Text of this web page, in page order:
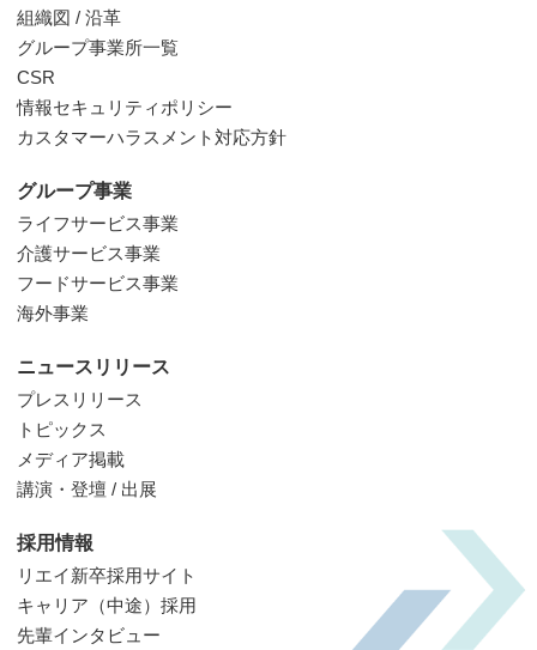
組織図 / 沿革
グループ事業所一覧
CSR
情報セキュリティポリシー
カスタマーハラスメント対応方針
グループ事業
ライフサービス事業
介護サービス事業
フードサービス事業
海外事業
ニュースリリース
プレスリリース
トピックス
メディア掲載
講演・登壇 / 出展
採用情報
リエイ新卒採用サイト
キャリア（中途）採用
先輩インタビュー